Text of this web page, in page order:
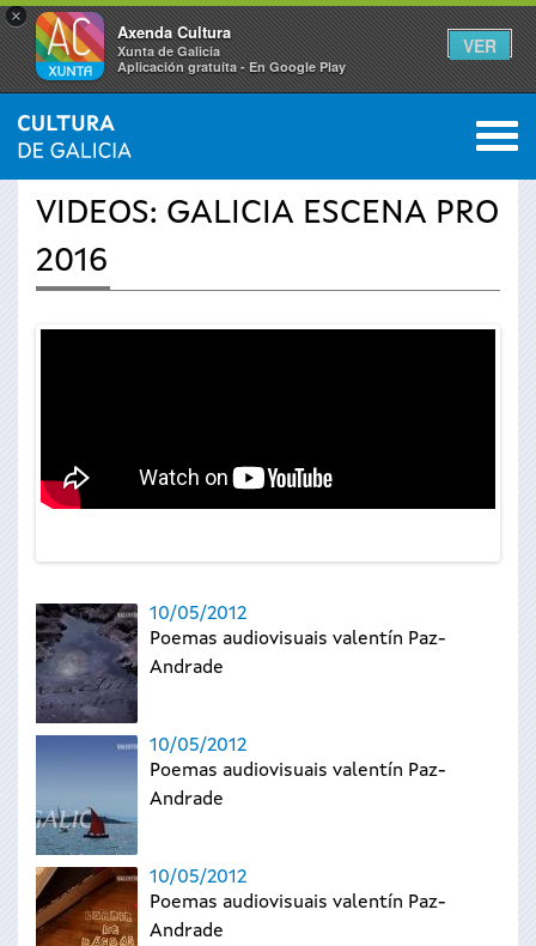
×
Axenda Cultura
Xunta de Galicia
Aplicación gratuíta - En Google Play
VER
Vostede
aquí
INICIO › ACTUALIDADE 0
VIDEOS: GALICIA ESCENA PRO
2016
10/05/2012
Poemas audiovisuais valentín Paz-
Andrade
10/05/2012
Poemas audiovisuais valentín Paz-
Andrade
10/05/2012
Poemas audiovisuais valentín Paz-
Andrade